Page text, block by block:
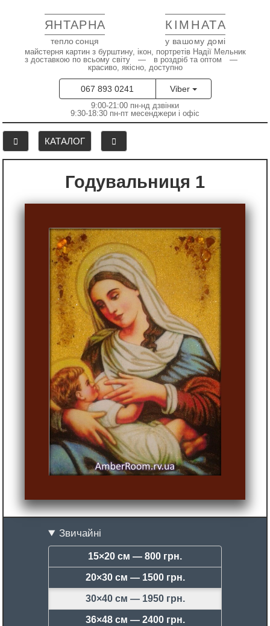
ЯНТАРНА КІМНАТА
тепло сонця у вашому домі
майстерня картин з бурштину, ікон, портретів Надії Мельник
з доставкою по всьому світу — в роздріб та оптом —
красиво, якісно, доступно
067 893 0241 Viber
9:00-21:00 пн-нд дзвінки
9:30-18:30 пн-пт месенджери і офіс
КАТАЛОГ
Годувальниця 1
Звичайні
15×20 см — 800 грн.
20×30 см — 1500 грн.
30×40 см — 1950 грн.
36×48 см — 2400 грн.